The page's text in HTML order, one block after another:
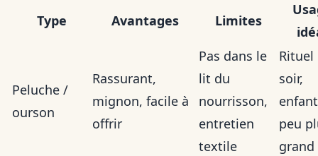
Type Avantages Limites
Peluche /
ourson
Rassurant,
mignon, facile à
offrir
Pas dans le
lit du
nourrisson,
entretien
textile
Rituel
soir,
peu
grand